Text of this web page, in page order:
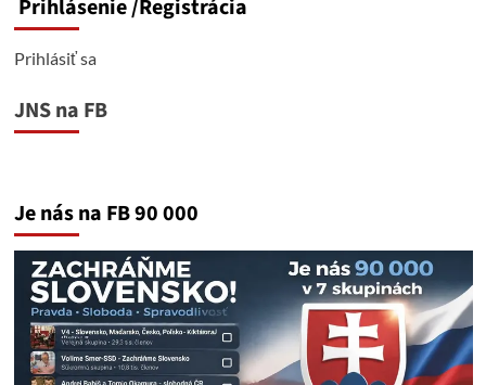
Prihlásenie/Registrácia
Prihlásiť sa
JNS na FB
Je nás na FB 90 000